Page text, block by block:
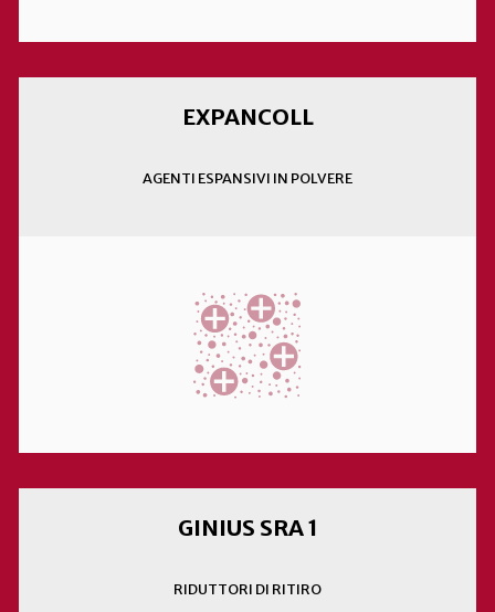
EXPANCOLL
AGENTI ESPANSIVI IN POLVERE
GINIUS SRA 1
RIDUTTORI DI RITIRO